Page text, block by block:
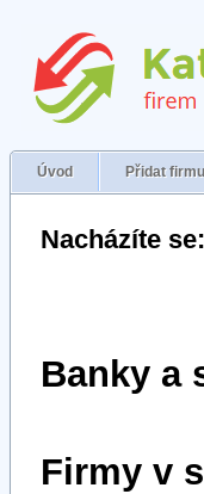
Úvod Přidat firmu
Nacházíte se:
Banky a
Firmy v